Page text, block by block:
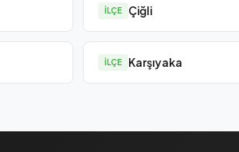
İLÇE Çiğli
İLÇE Karşıyaka